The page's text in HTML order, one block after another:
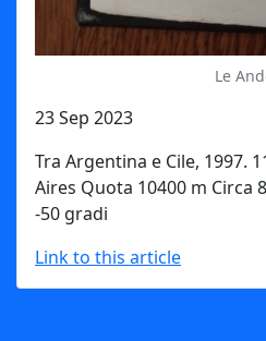
Le
23 Sep 2023
Tra Argentina e Cile, 1997.
Aires Quota 10400 m Circa
-50 gradi
Link to this article